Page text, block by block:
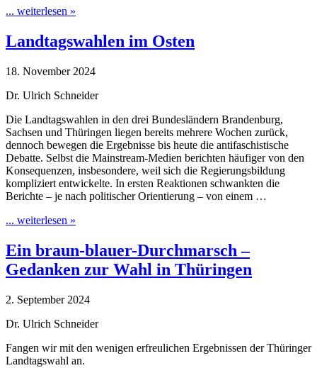
... weiterlesen »
Landtagswahlen im Osten
18. November 2024
Dr. Ulrich Schneider
Die Landtagswahlen in den drei Bundesländern Brandenburg,
Sachsen und Thüringen liegen bereits mehrere Wochen zurück,
dennoch bewegen die Ergebnisse bis heute die antifaschistische
Debatte. Selbst die Mainstream-Medien berichten häufiger von den
Konsequenzen, insbesondere, weil sich die Regierungsbildung
kompliziert entwickelte. In ersten Reaktionen schwankten die
Berichte – je nach politischer Orientierung – von einem …
... weiterlesen »
Ein braun-blauer-Durchmarsch –
Gedanken zur Wahl in Thüringen
2. September 2024
Dr. Ulrich Schneider
Fangen wir mit den wenigen erfreulichen Ergebnissen der Thüringer
Landtagswahl an.